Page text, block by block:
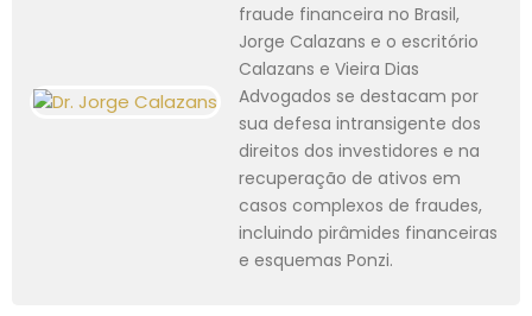
fraude financeira no Brasil,
Jorge Calazans e o escritório
Calazans e Vieira Dias
Advogados se destacam por
sua defesa intransigente dos
direitos dos investidores e na
recuperação de ativos em
casos complexos de fraudes,
incluindo pirâmides financeiras
e esquemas Ponzi.